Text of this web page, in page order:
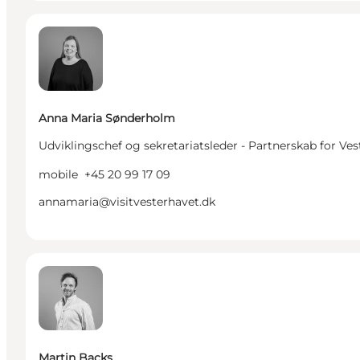
Anna Maria Sønderholm
Udviklingschef og sekretariatsleder - Partnerskab for
mobile +45 20 99 17 09
annamaria@visitvesterhavet.dk